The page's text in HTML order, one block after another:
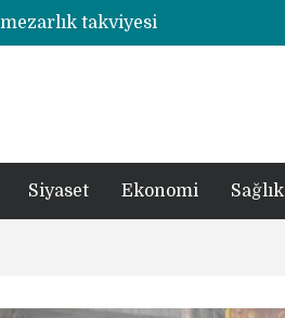
takviyesi
yiğit böyle uğurlandı
1 şüpheli tutuklandı
Siyaset Ekonomi Sağlık